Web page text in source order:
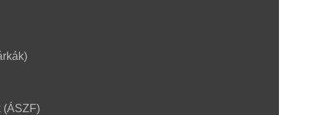
(ÁSZF)